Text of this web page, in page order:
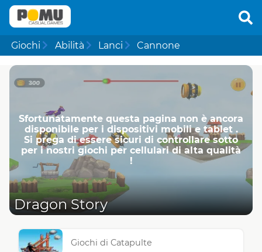
Giochi Abilità Lanci Cannone
Sfortunatamente questa pagina non è ancora
disponibile per i dispositivi mobili e tablet .
Si prega di essere sicuri di controllare sotto
per i nostri giochi per cellulari di alta qualità
!
Dragon Story
Giochi di Catapulte